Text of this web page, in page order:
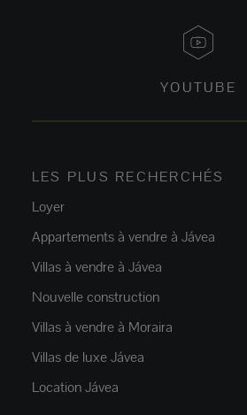
YOUTUBE
LES PLUS RECHERCHÉS
Loyer
Appartements à vendre à Jávea
Villas à vendre à Jávea
Nouvelle construction
Villas à vendre à Moraira
Villas de luxe Jávea
Location Jávea